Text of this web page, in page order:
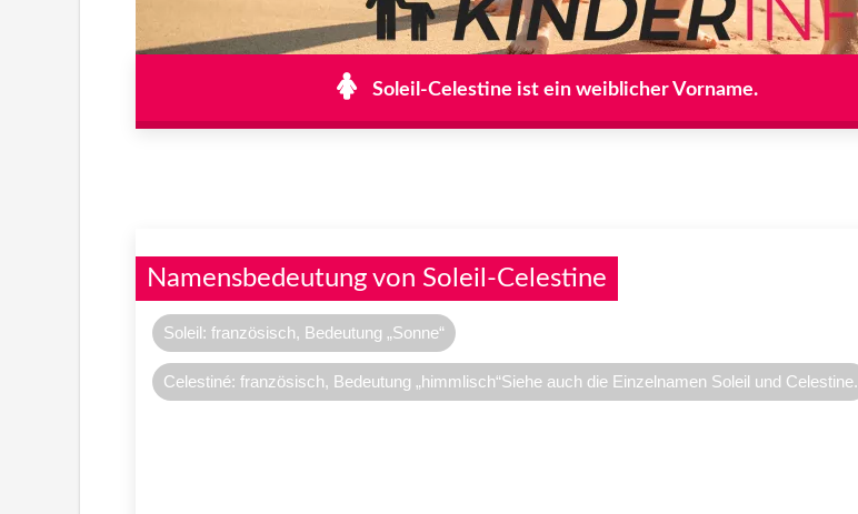
Soleil-Celestine ist ein weiblicher Vorname.
Namensbedeutung von Soleil-Celestine
Soleil: französisch, Bedeutung „Sonne“
Celestiné: französisch, Bedeutung „himmlisch“Siehe auch die Einzelnamen Soleil und Celestine.